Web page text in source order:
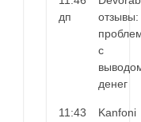
дп
отзывы:
с
денег
11:43
Kanfoni